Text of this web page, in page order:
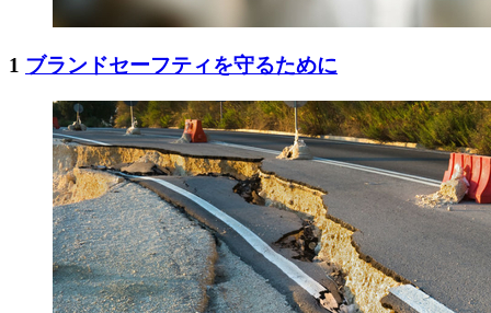
1 ブランドセーフティを守るために